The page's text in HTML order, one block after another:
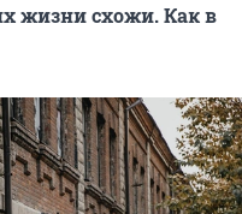
жизни схожи. Как в